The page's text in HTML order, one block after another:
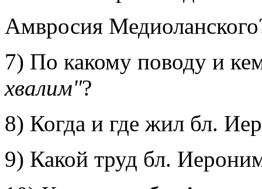
Амвросия
7) По какому поводу и
хвалим"?
8) Когда и где жил бл.
9) Какой труд бл.